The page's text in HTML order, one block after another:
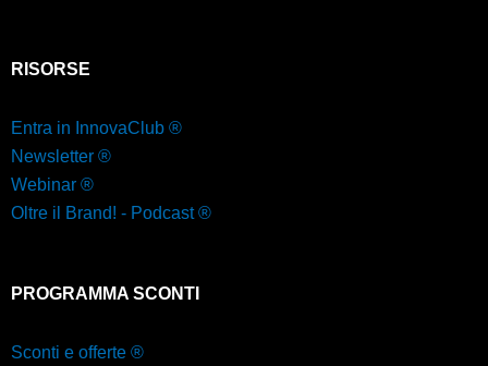
RISORSE
Entra in InnovaClub ®
Newsletter ®
Webinar ®
Oltre il Brand! - Podcast ®
PROGRAMMA SCONTI
Sconti e offerte ®